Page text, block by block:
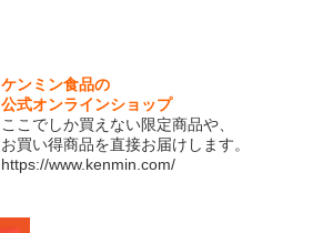
ケンミン食品の
公式オンラインショップ
ここでしか買えない限定商品や、
お買い得商品を直接お届けします。
https://www.kenmin.com/